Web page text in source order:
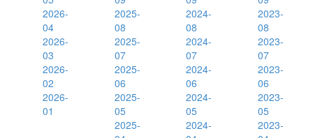
2026-
04
2026-
03
2026-
02
2026-
01
2025-
08
2025-
07
2025-
06
2025-
05
2025-
2024-
08
2024-
07
2024-
06
2024-
05
2024-
2023-
08
2023-
07
2023-
06
2023-
05
2023-